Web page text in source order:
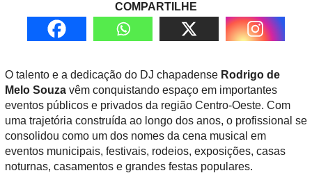
COMPARTILHE
O talento e a dedicação do DJ chapadense Rodrigo de
Melo Souza vêm conquistando espaço em importantes
eventos públicos e privados da região Centro-Oeste. Com
uma trajetória construída ao longo dos anos, o profissional se
consolidou como um dos nomes da cena musical em
eventos municipais, festivais, rodeios, exposições, casas
noturnas, casamentos e grandes festas populares.